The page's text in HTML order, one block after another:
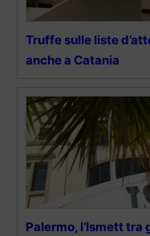
Truffe sulle liste
anche a Catania
Palermo, l’Ismett tra